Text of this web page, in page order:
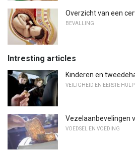
Overzicht van een
BEVALLING
Intresting articles
Kinderen en
VEILIGHEID EN EERSTE HULP
Vezelaanbevelingen
VOEDSEL EN VOEDING